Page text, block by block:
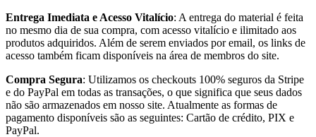
Entrega Imediata e Acesso Vitalício: A entrega do material é feita
no mesmo dia de sua compra, com acesso vitalício e ilimitado aos
produtos adquiridos. Além de serem enviados por email, os links de
acesso também ficam disponíveis na área de membros do site.
Compra Segura: Utilizamos os checkouts 100% seguros da Stripe
e do PayPal em todas as transações, o que significa que seus dados
não são armazenados em nosso site. Atualmente as formas de
pagamento disponíveis são as seguintes: Cartão de crédito, PIX e
PayPal.